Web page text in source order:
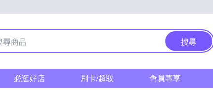
搜尋
必逛好店 刷卡/超取 會員專享